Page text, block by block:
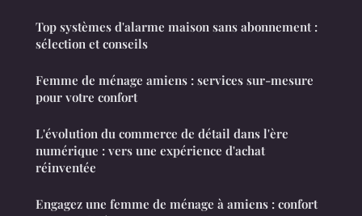
Top systèmes d'alarme maison sans abonnement :
sélection et conseils
Femme de ménage amiens : services sur-mesure
pour votre confort
L'évolution du commerce de détail dans l'ère
numérique : vers une expérience d'achat
réinventée
Engagez une femme de ménage à amiens : confort